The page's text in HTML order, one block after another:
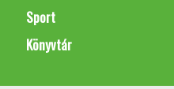
Sport
Könyvtár